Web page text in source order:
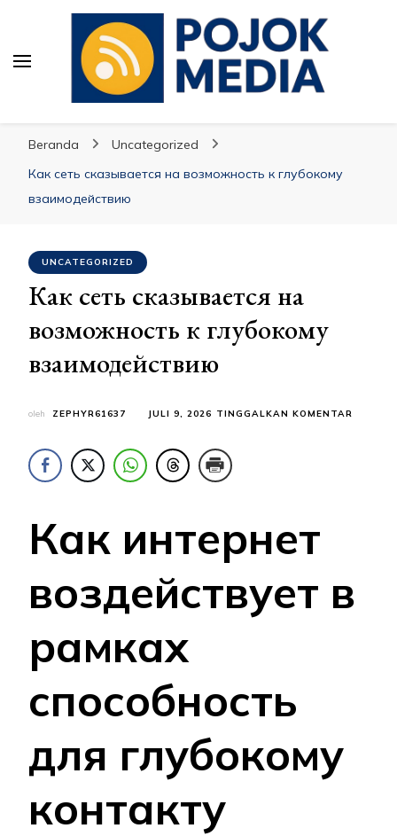
Beranda
Uncategorized
Как сеть сказывается на возможность к глубокому
взаимодействию
UNCATEGORIZED
Как сеть сказывается на
возможность к глубокому
взаимодействию
oleh ZEPHYR61637 JULI 9, 2026 TINGGALKAN KOMENTAR
Как интернет
воздействует в
рамках
способность
для глубокому
контакту